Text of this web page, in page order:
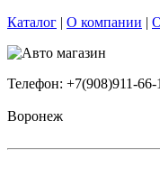
Каталог | О компании |
Телефон: +7(908)911-66-
Воронеж